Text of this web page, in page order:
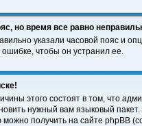
но время все равно
указали часовой пояс и
чтобы он устранил ее.
этого состоят в том, что
нужный вам языковый
получить на сайте phpBB